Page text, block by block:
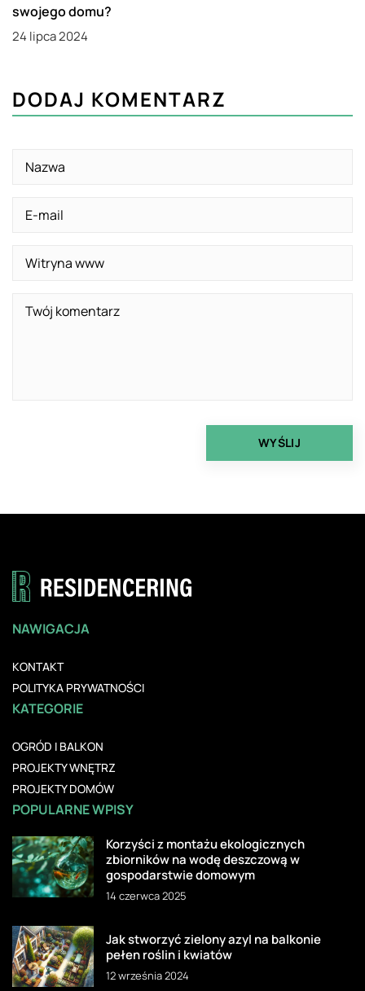
swojego domu?
24 lipca 2024
DODAJ KOMENTARZ
NAWIGACJA
KONTAKT
POLITYKA PRYWATNOŚCI
KATEGORIE
OGRÓD I BALKON
PROJEKTY WNĘTRZ
PROJEKTY DOMÓW
POPULARNE WPISY
Korzyści z montażu ekologicznych
zbiorników na wodę deszczową w
gospodarstwie domowym
14 czerwca 2025
Jak stworzyć zielony azyl na balkonie
pełen roślin i kwiatów
12 września 2024